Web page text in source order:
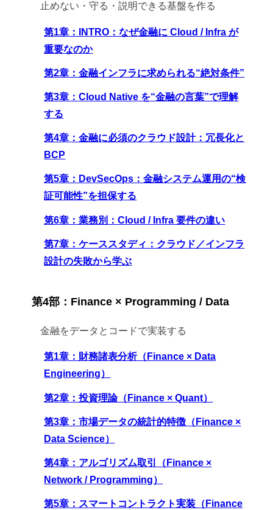
止めない・守る・説明できる基盤を作る
第1章：INTRO：なぜ金融に Cloud / Infra が
重要なのか
第2章：金融インフラに求められる“絶対条件”
第3章：Cloud Native を“金融の言葉”で理解
する
第4章：金融に必須のクラウド設計：冗長化と
BCP
第5章：DevSecOps：金融システム運用の“検
証可能性”を担保する
第6章：業務別：Cloud / Infra 要件の違い
第7章：ケーススタディ：クラウド／インフラ
設計の失敗から学ぶ
第4部：Finance × Programming / Data
金融をデータとコードで実装する
第1章：財務諸表分析（Finance × Data
Engineering）
第2章：投資理論（Finance × Quant）
第3章：市場データの統計的特徴（Finance ×
Data Science）
第4章：アルゴリズム取引（Finance ×
Network / Programming）
第5章：スマートコントラクト実装（Finance